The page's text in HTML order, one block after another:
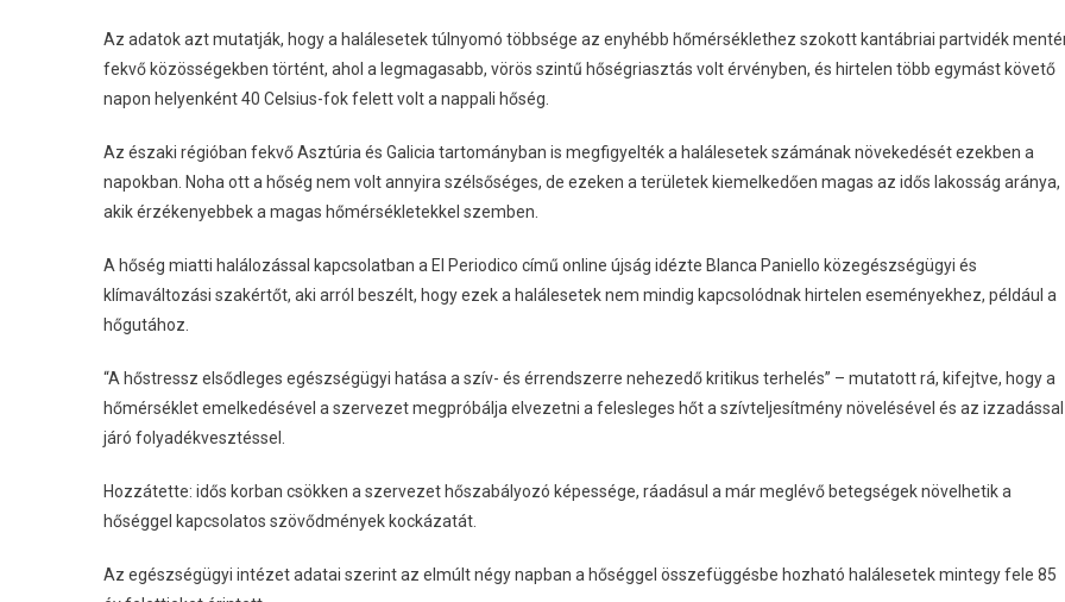
Az adatok azt mutatják, hogy a halálesetek túlnyomó többsége az enyhébb hőmérséklethez szokott kantábriai partvidék
fekvő közösségekben történt, ahol a legmagasabb, vörös szintű hőségriasztás volt érvényben, és hirtelen több egymást követő
napon helyenként 40 Celsius-fok felett volt a nappali hőség.
Az északi régióban fekvő Asztúria és Galicia tartományban is megfigyelték a halálesetek számának növekedését ezekben a
napokban. Noha ott a hőség nem volt annyira szélsőséges, de ezeken a területek kiemelkedően magas az idős lakosság aránya,
akik érzékenyebbek a magas hőmérsékletekkel szemben.
A hőség miatti halálozással kapcsolatban a El Periodico című online újság idézte Blanca Paniello közegészségügyi és
klímaváltozási szakértőt, aki arról beszélt, hogy ezek a halálesetek nem mindig kapcsolódnak hirtelen eseményekhez, például a
hőgutához.
“A hőstressz elsődleges egészségügyi hatása a szív- és érrendszerre nehezedő kritikus terhelés” – mutatott rá, kifejtve, hogy a
hőmérséklet emelkedésével a szervezet megpróbálja elvezetni a felesleges hőt a szívteljesítmény növelésével és az izzadással
járó folyadékvesztéssel.
Hozzátette: idős korban csökken a szervezet hőszabályozó képessége, ráadásul a már meglévő betegségek növelhetik a
hőséggel kapcsolatos szövődmények kockázatát.
Az egészségügyi intézet adatai szerint az elmúlt négy napban a hőséggel összefüggésbe hozható halálesetek mintegy fele 85